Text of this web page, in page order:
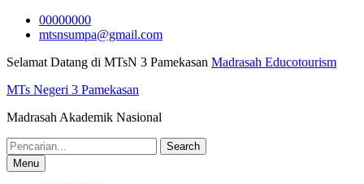
Skip
00000000
mtsnsumpa@gmail.com
Selamat Datang di MTsN 3 Pamekasan Madrasah Educotourism
MTs Negeri 3 Pamekasan
Madrasah Akademik Nasional
Search
for:Menu